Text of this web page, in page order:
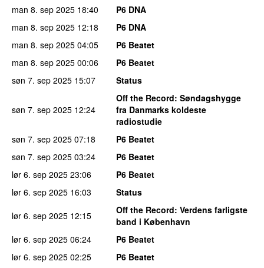
man 8. sep 2025 18:40
P6 DNA
man 8. sep 2025 12:18
P6 DNA
man 8. sep 2025 04:05
P6 Beatet
man 8. sep 2025 00:06
P6 Beatet
søn 7. sep 2025 15:07 Status
søn 7. sep 2025 12:24
Off the Record: Søndagshygge
fra Danmarks koldeste
radiostudie
søn 7. sep 2025 07:18
P6 Beatet
søn 7. sep 2025 03:24
P6 Beatet
lør 6. sep 2025 23:06
P6 Beatet
lør 6. sep 2025 16:03
Status
lør 6. sep 2025 12:15 Off the Record: Verdens farligste
band i København
lør 6. sep 2025 06:24
P6 Beatet
lør 6. sep 2025 02:25 P6 Beatet